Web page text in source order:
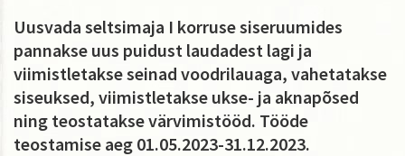
Uusvada seltsimaja I korruse siseruumides
pannakse uus puidust laudadest lagi ja
viimistletakse seinad voodrilauaga, vahetatakse
siseuksed, viimistletakse ukse- ja aknapõsed
ning teostatakse värvimistööd. Tööde
teostamise aeg 01.05.2023-31.12.2023.